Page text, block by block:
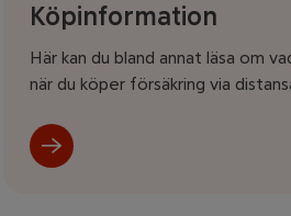
Köpinformation
Här kan du bland annat läsa om
när du köper försäkring via